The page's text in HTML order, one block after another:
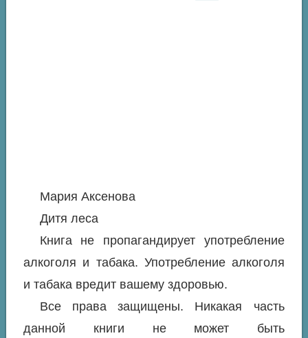
Мария Аксенова
Дитя леса
Книга не пропагандирует употребление
алкоголя и табака. Употребление алкоголя
и табака вредит вашему здоровью.
Все права защищены. Никакая часть
данной книги не может быть